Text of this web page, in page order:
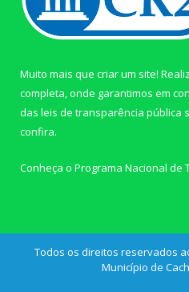
Muito mais que criar um site!
completa, onde garantimos em
das leis de transparência pública
confira.
Conheça o Programa Nacional de
Todos os direitos reservados
Município de